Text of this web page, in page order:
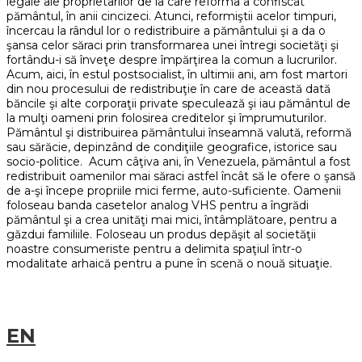
pământul, în anii cincizeci. Atunci, reformiştii acelor timpuri,
încercau la rândul lor o redistribuire a pământului şi a da o
şansa celor săraci prin transformarea unei întregi societăţi şi
fortându-i să înveţe despre împărţirea la comun a lucrurilor.
Acum, aici, în estul postsocialist, în ultimii ani, am fost martori
din nou procesului de redistribuţie în care de această dată
băncile şi alte corporaţii private speculează şi iau pământul de
la mulţi oameni prin folosirea creditelor şi împrumuturilor.
Pământul şi distribuirea pământului înseamnă valută, reformă
sau sărăcie, depinzând de condiţiile geografice, istorice sau
socio-politice. Acum câţiva ani, în Venezuela, pământul a fost
redistribuit oamenilor mai săraci astfel încât să le ofere o şansă
de a-şi începe propriile mici ferme, auto-suficiente. Oamenii
foloseau banda casetelor analog VHS pentru a îngrădi
pământul şi a crea unităţi mai mici, întâmplătoare, pentru a
găzdui familiile. Foloseau un produs depăşit al societăţii
noastre consumeriste pentru a delimita spaţiul într-o
modalitate arhaică pentru a pune în scenă o nouă situaţie.
EN